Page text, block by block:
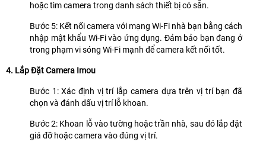
hoặc tìm camera trong danh sách thiết bị có sẵn.
Bước 5: Kết nối camera với mạng Wi-Fi nhà bạn bằng cách
nhập mật khẩu Wi-Fi vào ứng dụng. Đảm bảo bạn đang ở
trong phạm vi sóng Wi-Fi mạnh để camera kết nối tốt.
4. Lắp Đặt Camera Imou
Bước 1: Xác định vị trí lắp camera dựa trên vị trí bạn đã
chọn và đánh dấu vị trí lỗ khoan.
Bước 2: Khoan lỗ vào tường hoặc trần nhà, sau đó lắp đặt
giá đỡ hoặc camera vào đúng vị trí.